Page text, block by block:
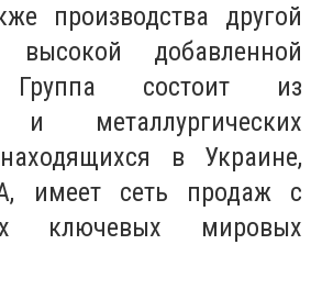
производства другой
добавленной
Группа состоит из
металлургических
в Украине,
имеет сеть продаж с
ключевых мировых